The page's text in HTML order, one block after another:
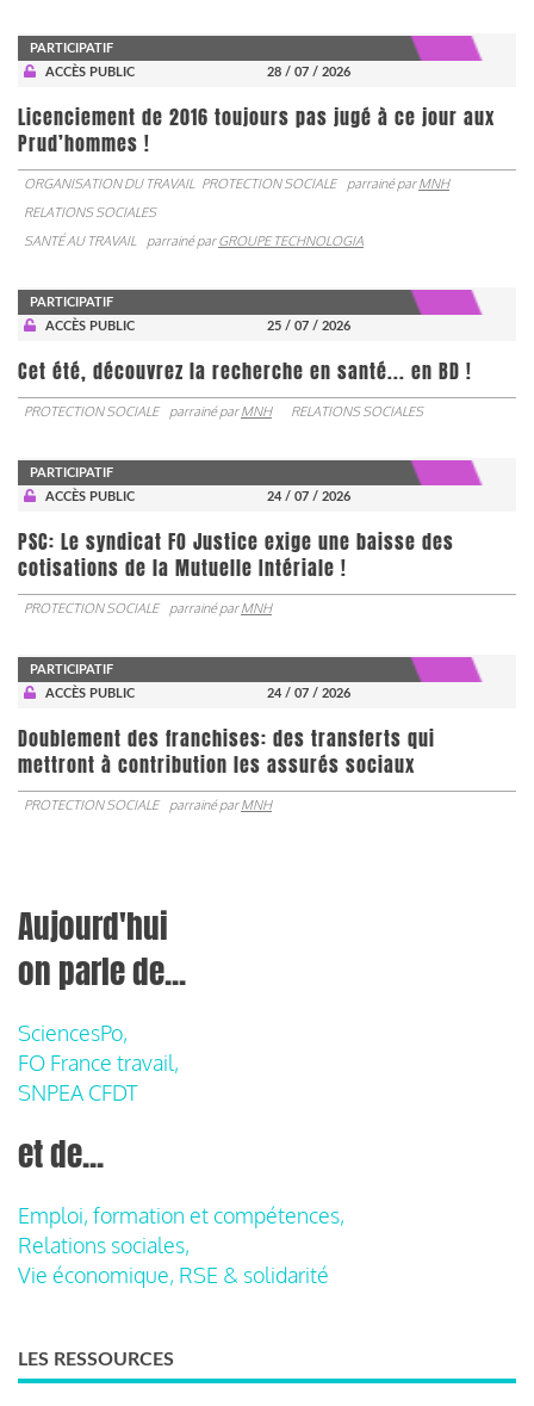
PARTICIPATIF
ACCÈS PUBLIC
28 / 07 / 2026
Licenciement de 2016 toujours pas jugé à ce jour aux
Prud’hommes !
ORGANISATION DU TRAVAIL PROTECTION SOCIALE parrainé parMNH
RELATIONS SOCIALES
SANTÉ AU TRAVAIL
parrainé parGROUPE TECHNOLOGIA
PARTICIPATIF
ACCÈS PUBLIC
25 / 07 / 2026
Cet été, découvrez la recherche en santé... en BD !
PROTECTION SOCIALE parrainé parMNH RELATIONS SOCIALES
PARTICIPATIF
ACCÈS PUBLIC
24 / 07 / 2026
PSC: Le syndicat FO Justice exige une baisse des
cotisations de la Mutuelle Intériale !
PROTECTION SOCIALE parrainé parMNH
PARTICIPATIF
ACCÈS PUBLIC
24 / 07 / 2026
Doublement des franchises: des transferts qui
mettront à contribution les assurés sociaux
PROTECTION SOCIALE parrainé parMNH
Aujourd'hui
on parle de...
SciencesPo,
FO France travail,
SNPEA CFDT
et de...
Emploi, formation et compétences,
Relations sociales,
Vie économique, RSE & solidarité
LES RESSOURCES